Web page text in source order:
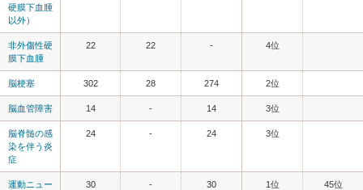
硬膜下血腫
以外）
非外傷性硬
膜下血腫
22 22 - 4位
脳梗塞 302 28 274 2位
脳血管障害 14 - 14 3位
脳脊髄の感
染を伴う炎
症
24 - 24 3位
運動ニュー
30 - 30 1位 45位